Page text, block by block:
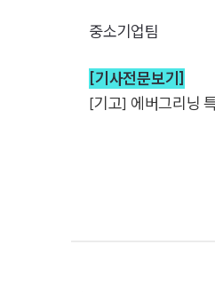
중소기업팀
[기사전문보기]
[기고] 에버그리닝